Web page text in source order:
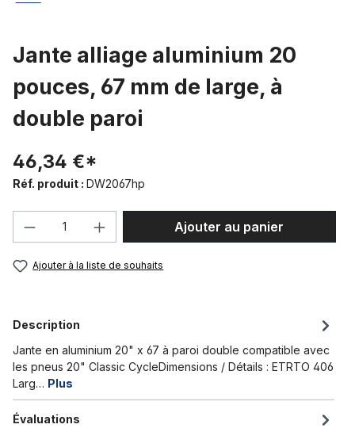
Jante alliage aluminium 20
pouces, 67 mm de large, à
double paroi
46,34 €*
Réf. produit : DW2067hp
Quantité de produit : Entrez la
Ajouter au panier
Ajouter à la liste de souhaits
Description
Jante en aluminium 20" x 67 à paroi double compatible avec
les pneus 20" Classic CycleDimensions / Détails : ETRTO 406
Larg… Plus
Évaluations